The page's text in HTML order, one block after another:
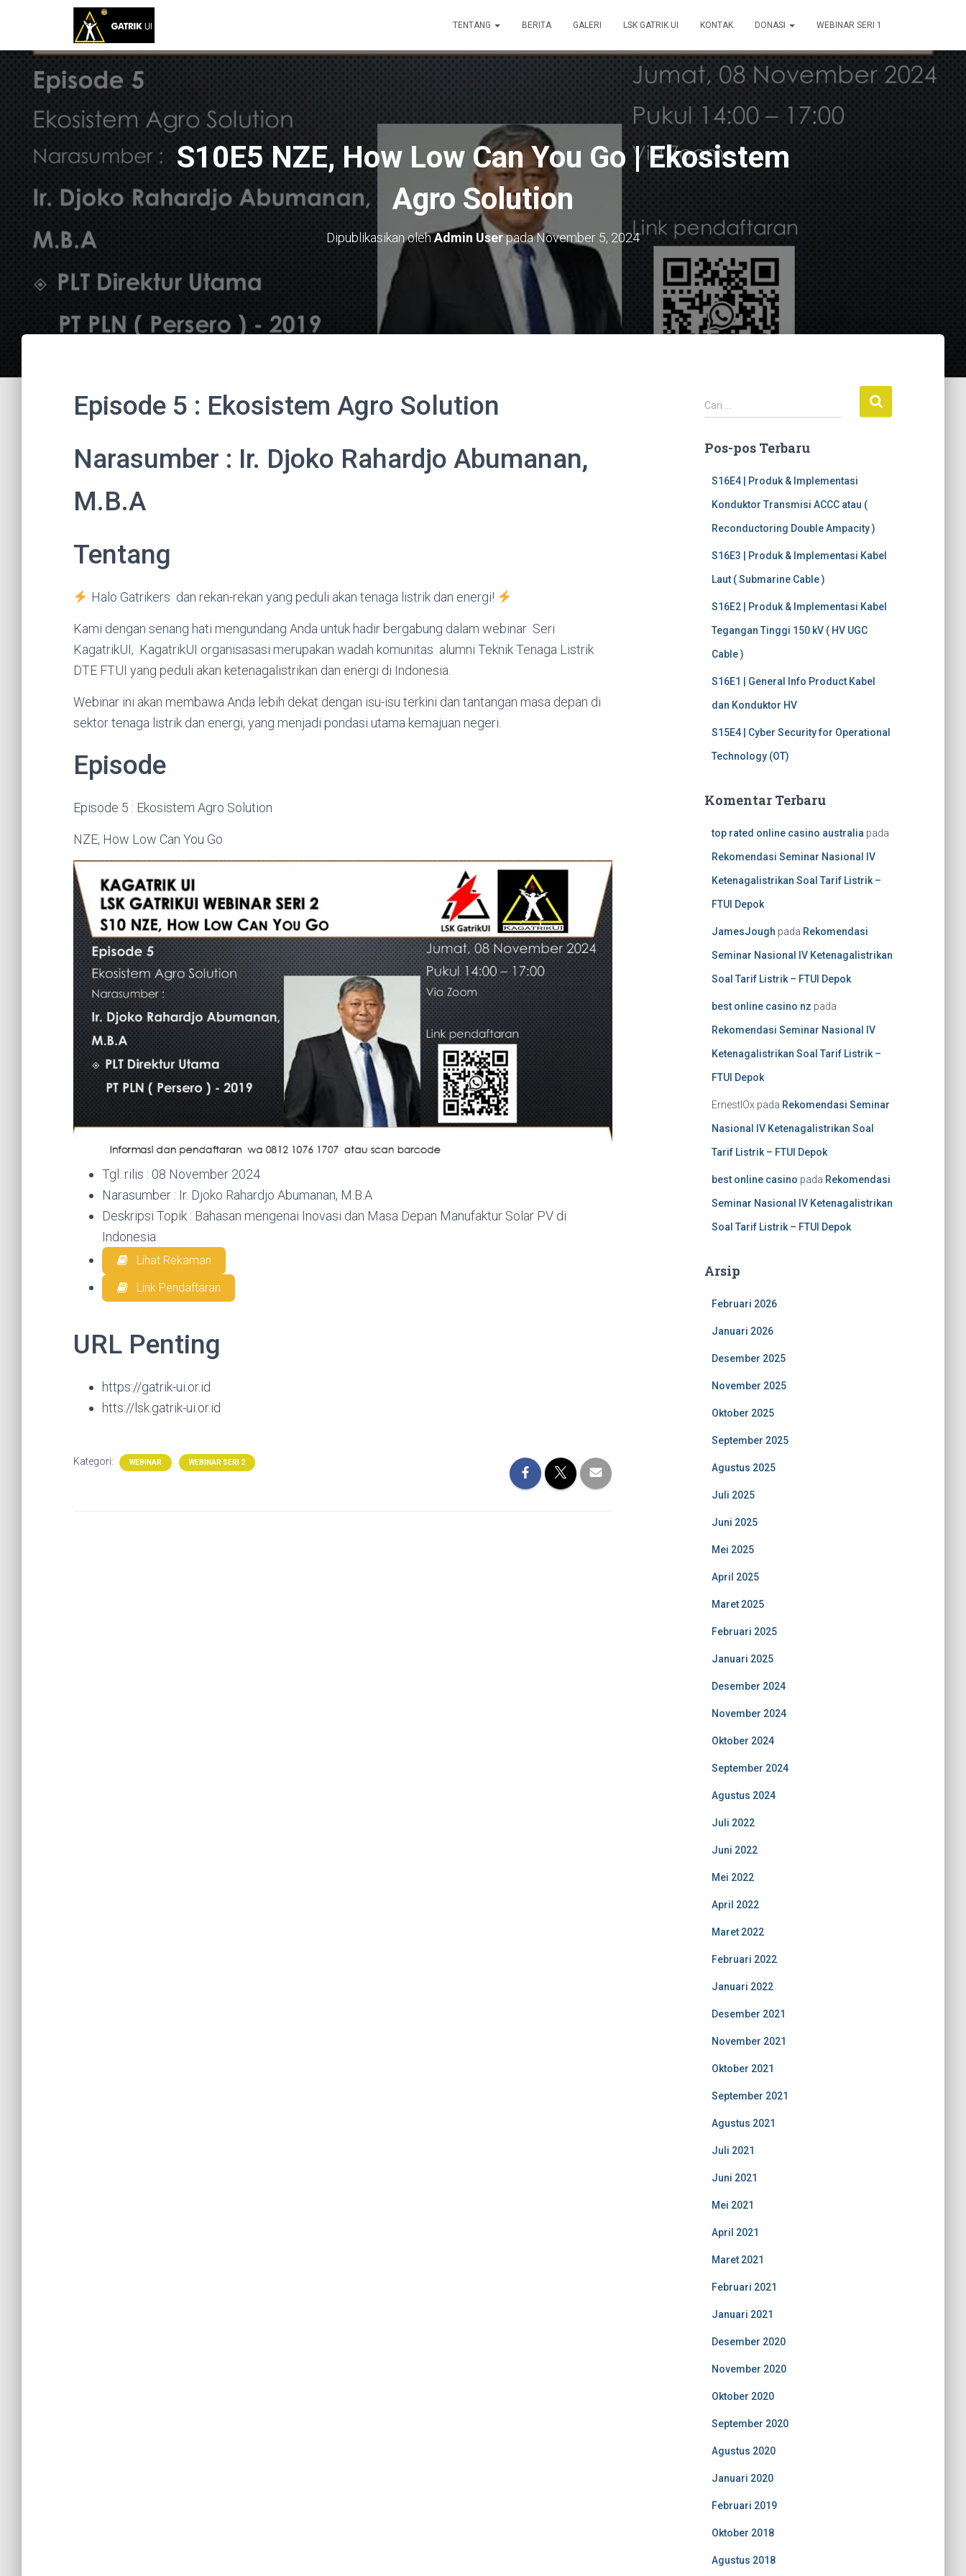
TENTANG BERITA GALERI LSK GATRIK UI KONTAK DONASI WEBINAR SERI 1
S10E5 NZE, How Low Can You Go | Ekosistem
Agro Solution
Dipublikasikan olehAdmin UserpadaNovember 5, 2024
Episode 5 : Ekosistem Agro Solution
Narasumber : Ir. Djoko Rahardjo Abumanan,
M.B.A
Tentang
Halo Gatrikers dan rekan-rekan yang peduli akan tenaga listrik dan energi!
Kami dengan senang hati mengundang Anda untuk hadir bergabung dalam webinar Seri
KagatrikUI, KagatrikUI organisasasi merupakan wadah komunitas alumni Teknik Tenaga Listrik
DTE FTUI yang peduli akan ketenagalistrikan dan energi di Indonesia.
Webinar ini akan membawa Anda lebih dekat dengan isu-isu terkini dan tantangan masa depan di
sektor tenaga listrik dan energi, yang menjadi pondasi utama kemajuan negeri.
Episode
Episode 5 : Ekosistem Agro Solution
NZE, How Low Can You Go
Tgl. rilis : 08 November 2024
Narasumber : Ir. Djoko Rahardjo Abumanan, M.B.A
Deskripsi Topik : Bahasan mengenai Inovasi dan Masa Depan Manufaktur Solar PV di
Indonesia
Lihat Rekaman
Link Pendaftaran
URL Penting
https://gatrik-ui.or.id
htts://lsk.gatrik-ui.or.id
Kategori: WEBINAR WEBINAR SERI 2
C
a
i
Cari …
Pos-pos Terbaru
S16E4 | Produk & Implementasi
Konduktor Transmisi ACCC atau (
Reconductoring Double Ampacity )
S16E3 | Produk & Implementasi Kabel
Laut ( Submarine Cable )
S16E2 | Produk & Implementasi Kabel
Tegangan Tinggi 150 kV ( HV UGC
Cable )
S16E1 | General Info Product Kabel
dan Konduktor HV
S15E4 | Cyber Security for Operational
Technology (OT)
Komentar Terbaru
top rated online casino australia pada
Rekomendasi Seminar Nasional IV
Ketenagalistrikan Soal Tarif Listrik –
FTUI Depok
JamesJough pada Rekomendasi
Seminar Nasional IV Ketenagalistrikan
Soal Tarif Listrik – FTUI Depok
best online casino nz pada
Rekomendasi Seminar Nasional IV
Ketenagalistrikan Soal Tarif Listrik –
FTUI Depok
ErnestlOx pada Rekomendasi Seminar
Nasional IV Ketenagalistrikan Soal
Tarif Listrik – FTUI Depok
best online casino pada Rekomendasi
Seminar Nasional IV Ketenagalistrikan
Soal Tarif Listrik – FTUI Depok
Arsip
Februari 2026
Januari 2026
Desember 2025
November 2025
Oktober 2025
September 2025
Agustus 2025
Juli 2025
Juni 2025
Mei 2025
April 2025
Maret 2025
Februari 2025
Januari 2025
Desember 2024
November 2024
Oktober 2024
September 2024
Agustus 2024
Juli 2022
Juni 2022
Mei 2022
April 2022
Maret 2022
Februari 2022
Januari 2022
Desember 2021
November 2021
Oktober 2021
September 2021
Agustus 2021
Juli 2021
Juni 2021
Mei 2021
April 2021
Maret 2021
Februari 2021
Januari 2021
Desember 2020
November 2020
Oktober 2020
September 2020
Agustus 2020
Januari 2020
Februari 2019
Oktober 2018
Agustus 2018